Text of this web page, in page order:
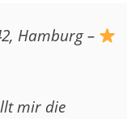
Hamburg –
mir die